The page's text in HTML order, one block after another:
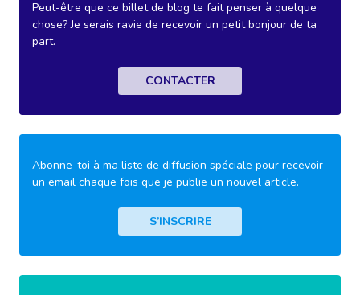
Peut-être que ce billet de blog te fait penser à quelque
chose? Je serais ravie de recevoir un petit bonjour de ta
part.
CONTACTER
Abonne-toi à ma liste de diffusion spéciale pour recevoir
un email chaque fois que je publie un nouvel article.
S’INSCRIRE